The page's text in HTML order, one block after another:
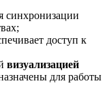
синхронизации
доступ к
визуализацией
для работы